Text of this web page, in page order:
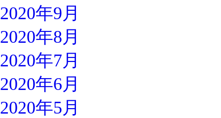
2020年9月
2020年8月
2020年7月
2020年6月
2020年5月